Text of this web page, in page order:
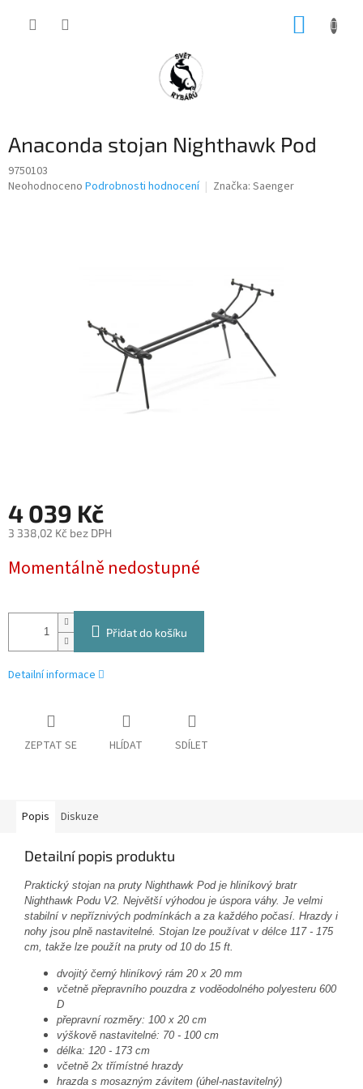
Anaconda stojan Nighthawk Pod
9750103
Průměrné
Neohodnoceno Podrobnosti hodnocení Značka: Saenger
4 039 Kč
3 338,02 Kč bez DPH
cena:
Momentálně nedostupné
Přidat do košíku
Detailní informace
ZEPTAT SE HLÍDAT SDÍLET
Popis Diskuze
Detailní popis produktu
Praktický stojan na pruty Nighthawk Pod je hliníkový bratr
Nighthawk Podu V2. Největší výhodou je úspora váhy. Je velmi
stabilní v nepříznivých podmínkách a za každého počasí. Hrazdy i
nohy jsou plně nastavitelné. Stojan lze používat v délce 117 - 175
cm, takže lze použít na pruty od 10 do 15 ft.
dvojitý černý hliníkový rám 20 x 20 mm
včetně přepravního pouzdra z voděodolného polyesteru 600
D
přepravní rozměry: 100 x 20 cm
výškově nastavitelné: 70 - 100 cm
délka: 120 - 173 cm
včetně 2x třímístné hrazdy
hrazda s mosazným závitem (úhel-nastavitelný)